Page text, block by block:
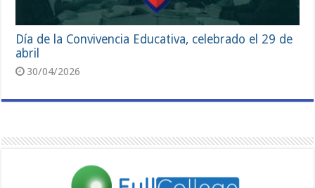
Día de la Convivencia Educativa, celebrado el 29 de
abril
30/04/2026